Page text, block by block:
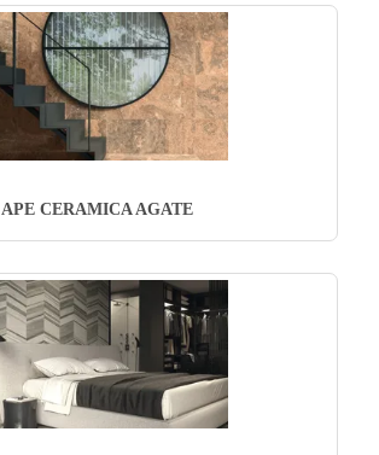
APE CERAMICA AGATE